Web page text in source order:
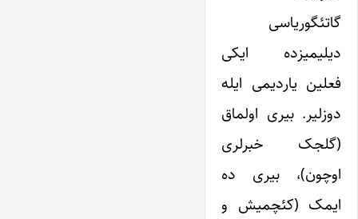
گاتئگوریاسی
دیلیمیزده ایکی
فعلین یاردیمی ایله
دوزلیر. بیری اولماق
(گلجک خبرلری
اوچون)، بیری ده
ایمک (کئچمیش و